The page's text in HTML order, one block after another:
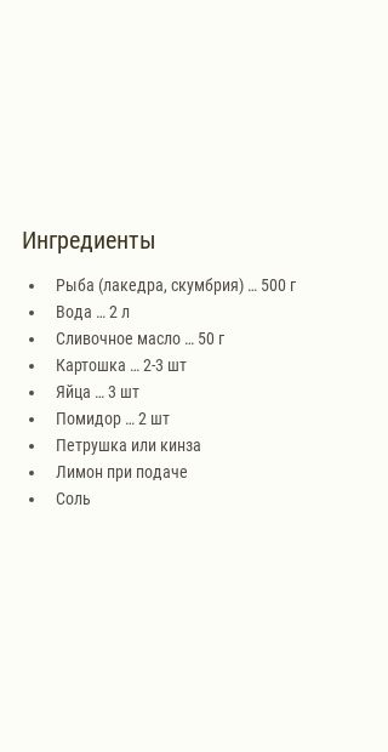
Ингредиенты
Рыба (лакедра, скумбрия) … 500 г
Вода … 2 л
Сливочное масло … 50 г
Картошка … 2-3 шт
Яйца … 3 шт
Помидор … 2 шт
Петрушка или кинза
Лимон при подаче
Соль